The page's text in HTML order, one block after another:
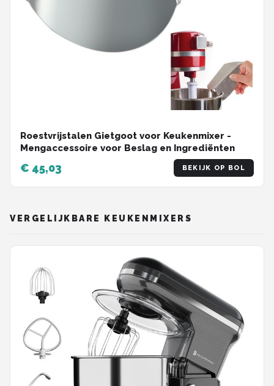
Roestvrijstalen Gietgoot voor Keukenmixer -
Mengaccessoire voor Beslag en Ingrediënten
€ 45,03 BEKIJK OP BOL
VERGELIJKBARE KEUKENMIXERS